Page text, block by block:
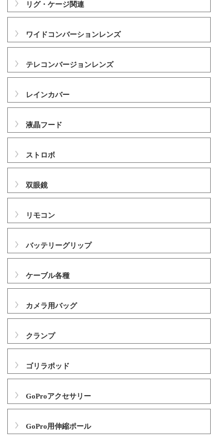
リグ・ケージ関連
ワイドコンバーションレンズ
テレコンバージョンレンズ
レインカバー
液晶フード
ストロボ
双眼鏡
リモコン
バッテリーグリップ
ケーブル各種
カメラ用バッグ
クランプ
ゴリラポッド
GoProアクセサリー
GoPro用伸縮ポール